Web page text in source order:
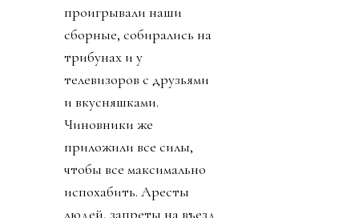
проигрывали наши
сборные, собирались на
трибунах и у
телевизоров с друзьями
и вкусняшками.
Чиновники же
приложили все силы,
чтобы все максимально
испохабить. Аресты
людей, запреты на въезд